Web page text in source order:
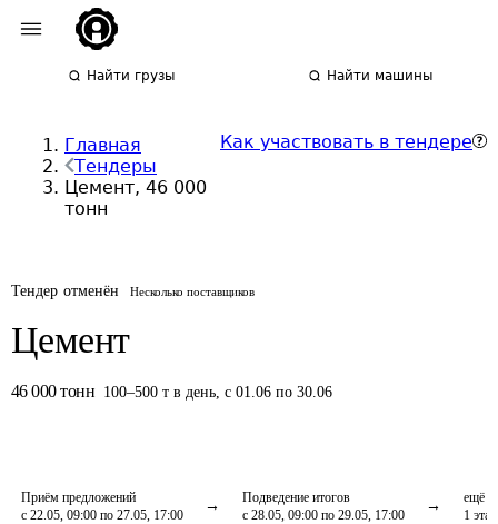
Найти грузы Найти машины
Главная
Тендеры
Цемент, 46 000
тонн
Как участвовать в тендере
Тендер отменён Несколько поставщиков
Цемент
46 000 тонн 100–500 т в день,с 01.06 по 30.06
Приём предложений
с 22.05, 09:00 по 27.05, 17:00
Подведение итогов
с 28.05, 09:00 по 29.05, 17:00
ещё
1 этап